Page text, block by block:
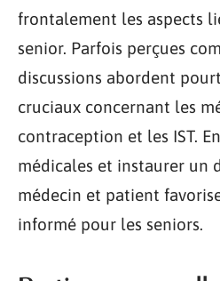
frontalement les aspects
senior. Parfois perçues
discussions abordent
cruciaux concernant les
contraception et les IST.
médicales et instaurer un
médecin et patient
informé pour les seniors.